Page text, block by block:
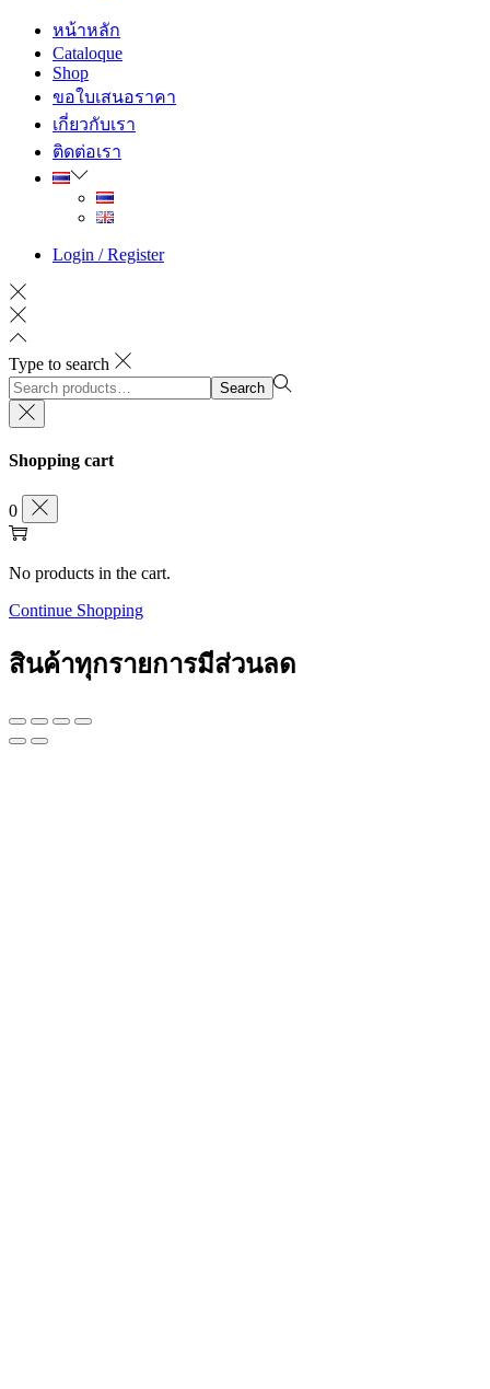
หน้าหลัก
Cataloque
Shop
ขอใบเสนอราคา
เกี่ยวกับเรา
ติดต่อเรา
Login / Register
Type to search
Search
for:>
Search
Shopping cart
0
No products in the cart.
Continue Shopping
สินค้าทุกรายการมีส่วนลด